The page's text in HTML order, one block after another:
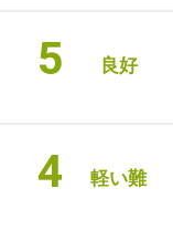
5 良好
4 軽い難